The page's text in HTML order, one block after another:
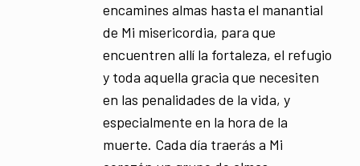
encamines almas hasta el manantial
de Mi misericordia, para que
encuentren allí la fortaleza, el refugio
y toda aquella gracia que necesiten
en las penalidades de la vida, y
especialmente en la hora de la
muerte. Cada día traerás a Mi